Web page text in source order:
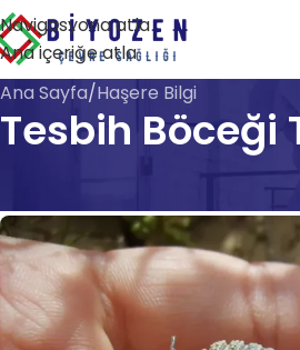
Navigasyona atla
Ana içeriğe atla
Ana Sayfa Haşere Bilgi
Tesbih Böceği
HAŞERE BILGI